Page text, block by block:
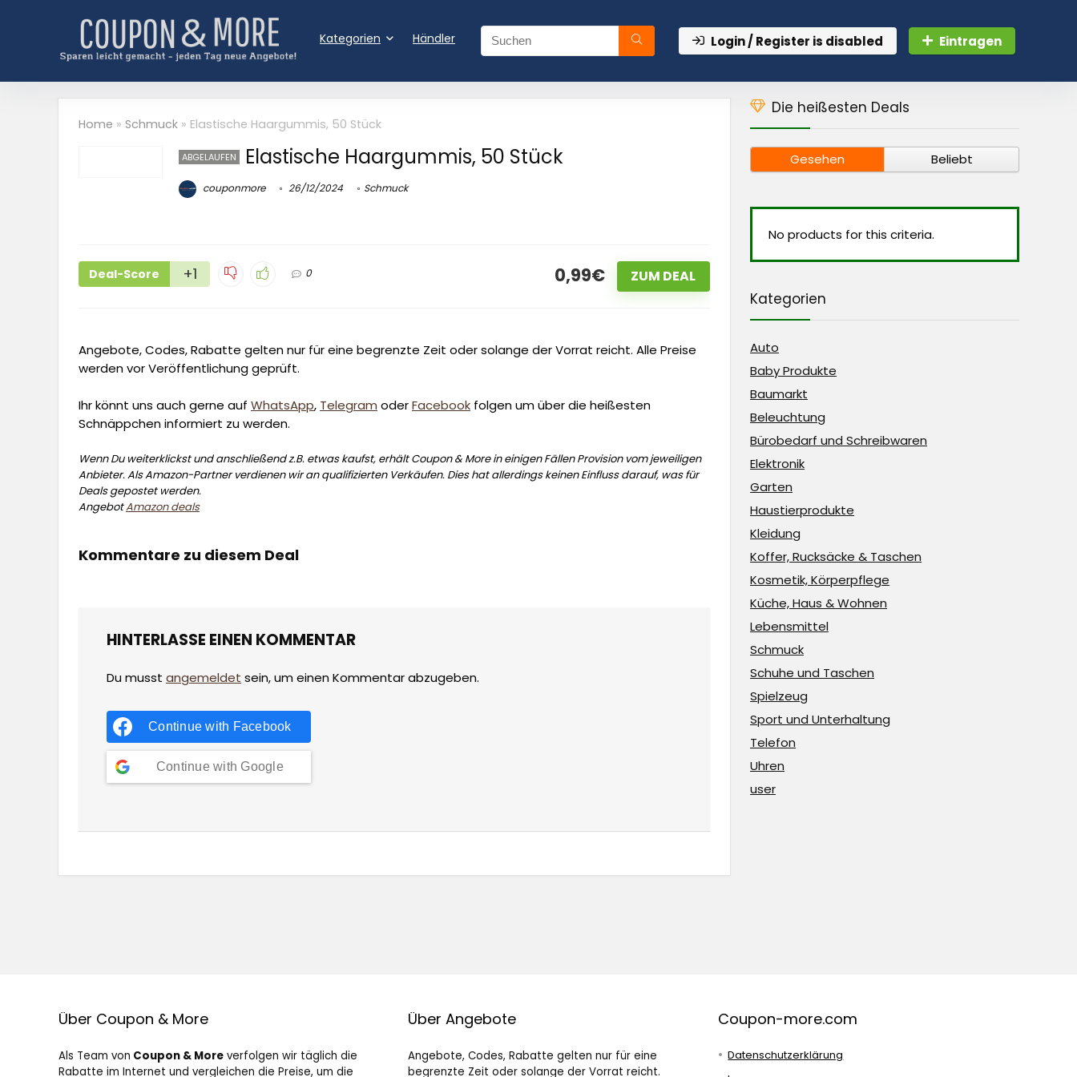
Kategorien Händler Login / Register is disabled Eintragen
Home » Schmuck » Elastische Haargummis, 50 Stück
ABGELAUFEN Elastische Haargummis, 50 Stück
couponmore 26/12/2024 Schmuck
Deal-Score +1 0 0,99€ ZUM DEAL
Angebote, Codes, Rabatte gelten nur für eine begrenzte Zeit oder solange der Vorrat reicht. Alle Preise
werden vor Veröffentlichung geprüft.
Ihr könnt uns auch gerne auf WhatsApp, Telegram oderFacebook folgen um über die heißesten
Schnäppchen informiert zu werden.
Wenn Du weiterklickst und anschließend z.B. etwas kaufst, erhält Coupon & More in einigen Fällen Provision vom jeweiligen
Anbieter. Als Amazon-Partner verdienen wir an qualifizierten Verkäufen. Dies hat allerdings keinen Einfluss darauf, was für
Deals gepostet werden.
AngebotAmazon deals
Kommentare zu diesem Deal
HINTERLASSE EINEN KOMMENTAR
Du musst angemeldet sein, um einen Kommentar abzugeben.
Continue with Facebook
Continue with Google
Die heißesten Deals
Gesehen Beliebt
No products for this criteria.
Kategorien
Auto
Baby Produkte
Baumarkt
Beleuchtung
Bürobedarf und Schreibwaren
Elektronik
Garten
Haustierprodukte
Kleidung
Koffer, Rucksäcke & Taschen
Kosmetik, Körperpflege
Küche, Haus & Wohnen
Lebensmittel
Schmuck
Schuhe und Taschen
Spielzeug
Sport und Unterhaltung
Telefon
Uhren
user
Über Coupon & More
Als Team von Coupon & Moreverfolgen wir täglich die
Rabatte im Internet und vergleichen die Preise, um die
Über Angebote
Angebote, Codes, Rabatte gelten nur für eine
begrenzte Zeit oder solange der Vorrat reicht.
Coupon-more.com
Datenschutzerklärung